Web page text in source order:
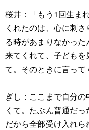
桜井：「もう1回生ま
くれたのは、心に刺
る時があまりなかっ
来てくれて、子ども
て。そのときに言って
ぎし：ここまで自分
くて。たぶん普通だ
だから全部受け入れ